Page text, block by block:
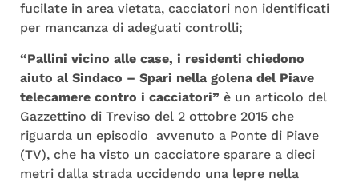
fucilate in area vietata, cacciatori non identificati
per mancanza di adeguati controlli;
“Pallini vicino alle case, i residenti chiedono
aiuto al Sindaco – Spari nella golena del Piave
telecamere contro i cacciatori” è un articolo del
Gazzettino di Treviso del 2 ottobre 2015 che
riguarda un episodio avvenuto a Ponte di Piave
(TV), che ha visto un cacciatore sparare a dieci
metri dalla strada uccidendo una lepre nella